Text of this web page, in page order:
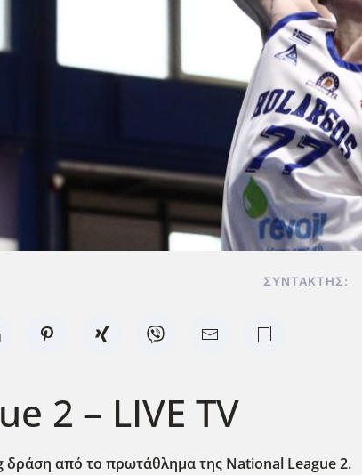
ΣΥΝΤΆΚΤΗΣ:
2 – LIVE TV
από το πρωτάθλημα της National League 2.